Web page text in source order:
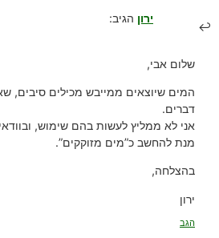
ירון הגיב:
שלום אבי,
המים שיוצאים ממייבש מכילים סיבים,
דברים.
אני לא ממליץ לעשות בהם שימוש,
מנת להחשב כ”מים מזוקקים”.
בהצלחה,
ירון
הגב